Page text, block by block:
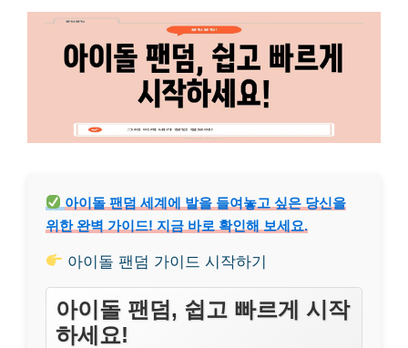
아이돌 팬덤 세계에 발을 들여놓고 싶은 당신을
위한 완벽 가이드! 지금 바로 확인해 보세요.
아이돌 팬덤 가이드 시작하기
아이돌 팬덤, 쉽고 빠르게 시작
하세요!